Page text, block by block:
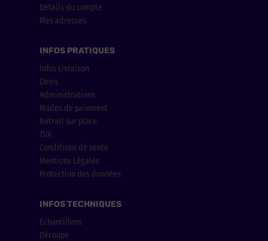
Détails du compte
Mes adresses
INFOS PRATIQUES
Infos Livraison
Devis
Administrations
Modes de paiement
Retrait sur place
TVA
Conditions de vente
Mentions Légales
Protection des données
INFOS TECHNIQUES
Echantillons
Découpe